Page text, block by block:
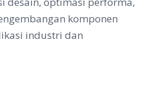
komponen
industri dan